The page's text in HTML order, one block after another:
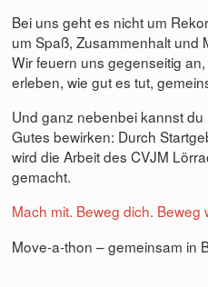
Bei uns geht es nicht um
um Spaß, Zusammenhalt und
Wir feuern uns gegenseitig
erleben, wie gut es tut,
Und ganz nebenbei kannst
Gutes bewirken: Durch
wird die Arbeit des CVJM
gemacht.
Mach mit. Beweg dich. Beweg
Move‑a‑thon – gemeinsam in